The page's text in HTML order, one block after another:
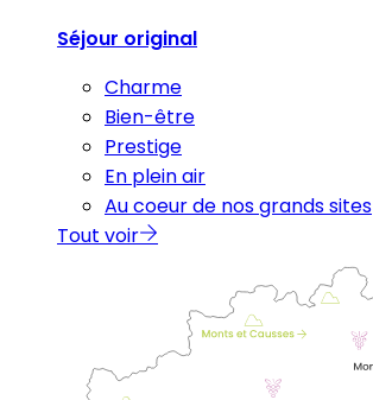
Séjour original
Charme
Bien-être
Prestige
En plein air
Au coeur de nos grands sites
Tout voir